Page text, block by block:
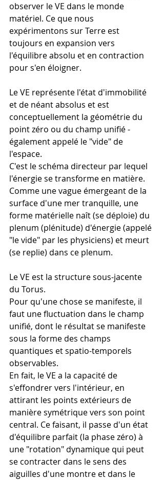
observer le VE dans le monde
matériel. Ce que nous
expérimentons sur Terre est
toujours en expansion vers
l'équilibre absolu et en contraction
pour s'en éloigner.
Le VE représente l'état d'immobilité
et de néant absolus et est
conceptuellement la géométrie du
point zéro ou du champ unifié -
également appelé le "vide" de
l'espace.
C'est le schéma directeur par lequel
l'énergie se transforme en matière.
Comme une vague émergeant de la
surface d'une mer tranquille, une
forme matérielle naît (se déploie) du
plenum (plénitude) d'énergie (appelé
"le vide" par les physiciens) et meurt
(se replie) dans ce plenum.
Le VE est la structure sous-jacente
du Torus.
Pour qu'une chose se manifeste, il
faut une fluctuation dans le champ
unifié, dont le résultat se manifeste
sous la forme des champs
quantiques et spatio-temporels
observables.
En fait, le VE a la capacité de
s'effondrer vers l'intérieur, en
attirant les points extérieurs de
manière symétrique vers son point
central. Ce faisant, il passe d'un état
d'équilibre parfait (la phase zéro) à
une "rotation" dynamique qui peut
se contracter dans le sens des
aiguilles d'une montre et dans le